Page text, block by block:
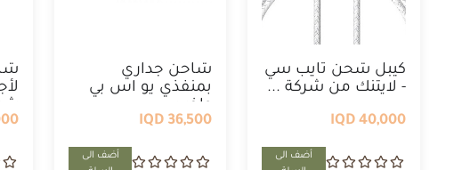
كيبل شحن تايب سي
- لايتنك من شركة ...
40,000 IQD
أضف الى
شاحن جداري
بمنفذي يو اس بي
واخر سي ...
36,500 IQD
أضف الى
IQD